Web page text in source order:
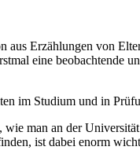
Erzählungen von
eine beobachtende
im Studium und in
wie man an der
ist dabei enorm